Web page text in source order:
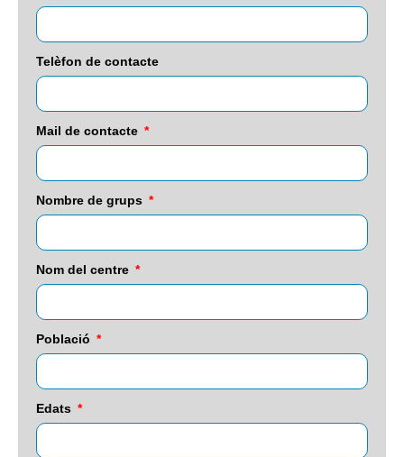
Telèfon de contacte
Mail de contacte
Nombre de grups
Nom del centre
Població
Edats